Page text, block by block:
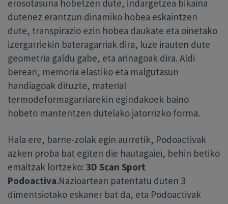
erosotasuna hobetzen dute, indargetzea bikaina
dutenez erantzun dinamiko hobea eskaintzen
dute, transpirazio ezin hobea daukate eta oinetako
izergarriekin bateragarriak dira, luze irauten dute
geometria galdu gabe, eta arinagoak dira. Aldi
berean, memoria elastiko eta malgutasun
handiagoak dituzte, material
termodeformagarriarekin egindakoek baino
hobeto mantentzen dutelako jatorrizko forma.
Hala ere, barne-zolak egin aurretik, Podoactivak
azken proba bat egiten die hautagaiei, behin betiko
emaitzak lortzeko: 3D Scan Sport
Podoactiva.Nazioartean patentatu duten 3
dimentsiotako eskaner bat da, eta Podoactivak